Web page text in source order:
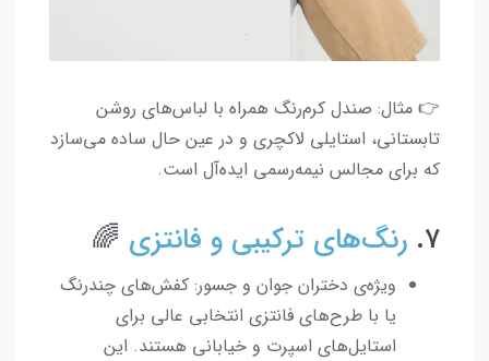
👉 مثال: صندل کرم‌رنگ همراه با لباس‌های روشن
تابستانی، استایلی لاکچری و در عین حال ساده می‌سازد
که برای مجالس نیمه‌رسمی ایده‌آل است.
۷. رنگ‌های ترکیبی و فانتزی 🌈
ویژه‌ی دختران جوان و جسور: کفش‌های چندرنگ
یا با طرح‌های فانتزی انتخابی عالی برای
استایل‌های اسپرت و خیابانی هستند. این